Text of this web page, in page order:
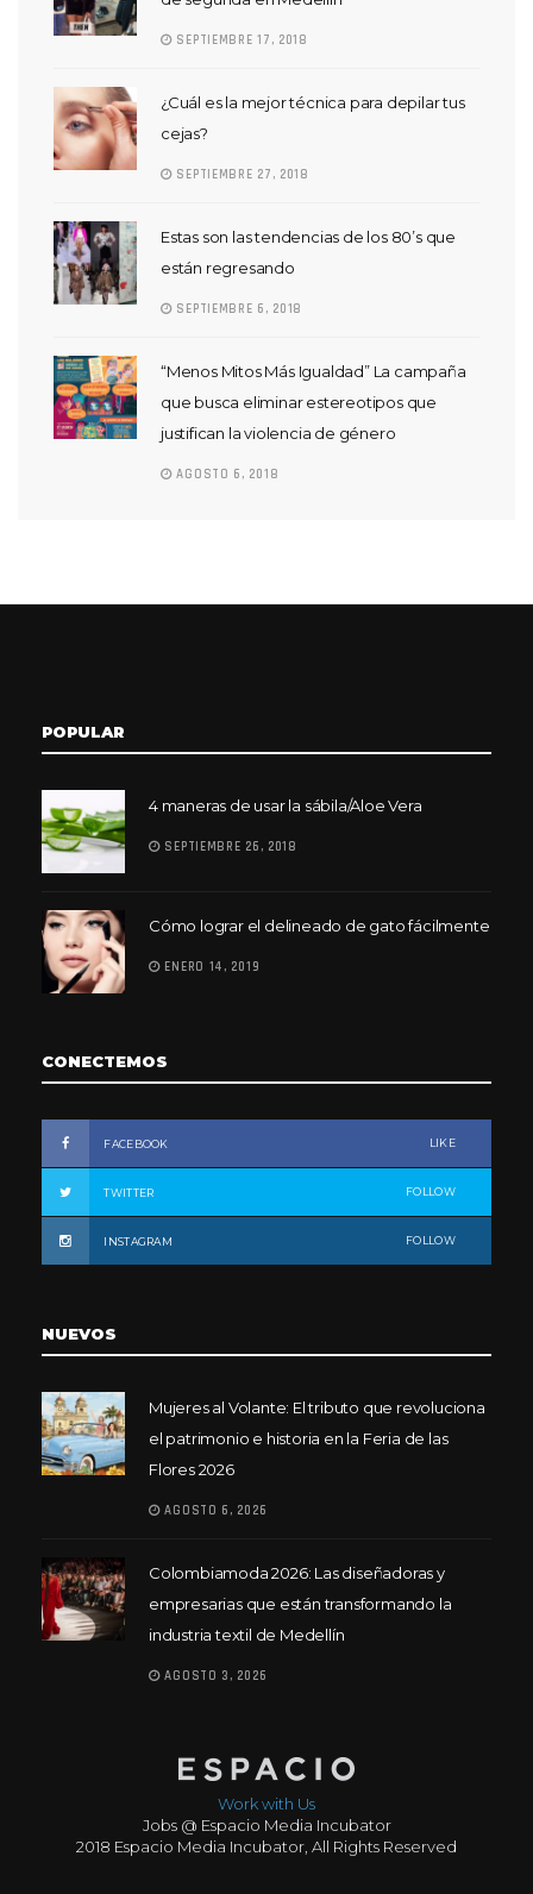
SEPTIEMBRE 17, 2018
¿Cuál es la mejor técnica para depilar tus
cejas?
SEPTIEMBRE 27, 2018
Estas son las tendencias de los 80’s que
están regresando
SEPTIEMBRE 6, 2018
“Menos Mitos Más Igualdad” La campaña
que busca eliminar estereotipos que
justifican la violencia de género
AGOSTO 6, 2018
POPULAR
4 maneras de usar la sábila/Aloe Vera
SEPTIEMBRE 26, 2018
Cómo lograr el delineado de gato fácilmente
ENERO 14, 2019
CONECTEMOS
FACEBOOK LIKE
TWITTER FOLLOW
INSTAGRAM FOLLOW
NUEVOS
Mujeres al Volante: El tributo que revoluciona
el patrimonio e historia en la Feria de las
Flores 2026
AGOSTO 6, 2026
Colombiamoda 2026: Las diseñadoras y
empresarias que están transformando la
industria textil de Medellín
AGOSTO 3, 2026
Work with Us
Jobs @ Espacio Media Incubator
2018 Espacio Media Incubator, All Rights Reserved